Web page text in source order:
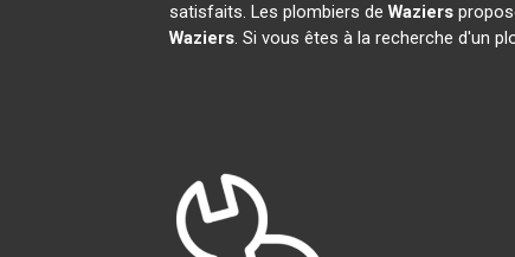
satisfaits. Les plombiers de Waziers
Waziers. Si vous êtes à la recherche d'un